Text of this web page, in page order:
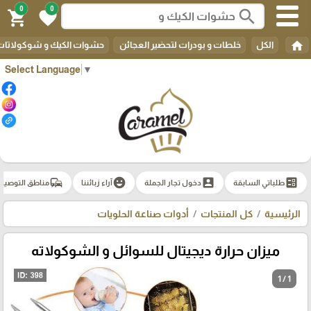
Select Language ▼
search
0
favorite
0
shopping_cart
home الكل خلطات و بودرات لتحضير العجائن حشوات الكيك و
ballotطلباتي السابقة account_box دخول تجار الجملة emoji_emotionsآراء زبائننا commuteمناطق
الرئيسية كل المنتجات أدوات صناعة الحلويات
ميزان حرارة ديجيتال للسوائل و الشوكولاته
1 / 1